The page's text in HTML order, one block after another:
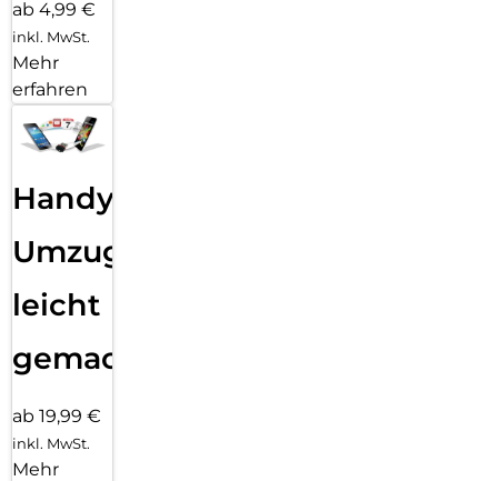
ab 4,99 €
inkl. MwSt.
Mehr
erfahren
Handy
Umzug
leicht
gemacht!
ab 19,99 €
inkl. MwSt.
Mehr